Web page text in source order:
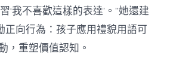
‘我不喜歡這樣的表達’。”她還建
正向行為：孩子應用禮貌用語可
，重塑價值認知。